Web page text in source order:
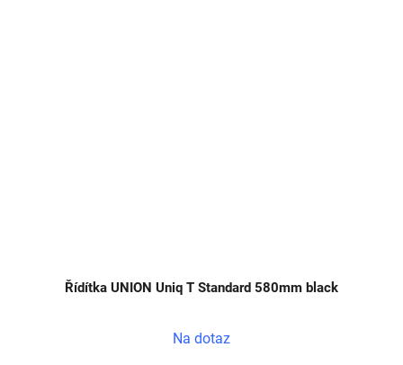
Řídítka UNION Uniq T Standard 580mm black
Na dotaz